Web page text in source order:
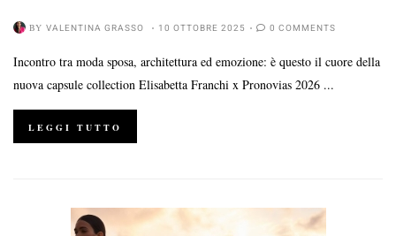
BY VALENTINA GRASSO 10 OTTOBRE 2025 0 COMMENTS
Incontro tra moda sposa, architettura ed emozione: è questo il cuore della
nuova capsule collection Elisabetta Franchi x Pronovias 2026 ...
LEGGI TUTTO